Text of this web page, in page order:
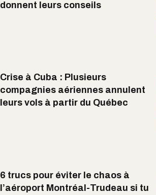
donnent leurs conseils
Crise à Cuba : Plusieurs
compagnies aériennes annulent
leurs vols à partir du Québec
6 trucs pour éviter le chaos à
l’aéroport Montréal-Trudeau si tu